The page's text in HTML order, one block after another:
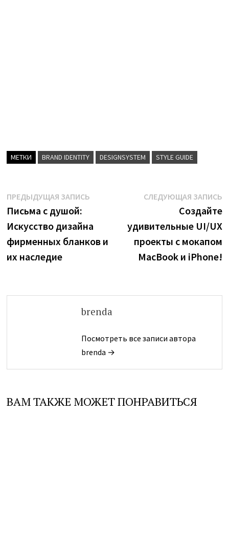
МЕТКИ BRAND IDENTITY DESIGNSYSTEM STYLE GUIDE
Навигация
по
записям
ПРЕДЫДУЩАЯ ЗАПИСЬ
Письма с душой:
Искусство дизайна
фирменных бланков и
их наследие
СЛЕДУЮЩАЯ ЗАПИСЬ
Создайте
удивительные UI/UX
проекты с мокапом
MacBook и iPhone!
brenda
Посмотреть все записи автора
brenda →
ВАМ ТАКЖЕ МОЖЕТ ПОНРАВИТЬСЯ